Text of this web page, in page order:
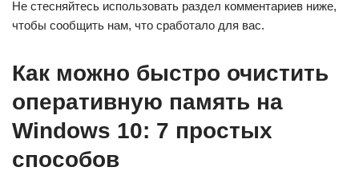
Не стесняйтесь использовать раздел комментариев ниже,
чтобы сообщить нам, что сработало для вас.
Как можно быстро очистить
оперативную память на
Windows 10: 7 простых
способов